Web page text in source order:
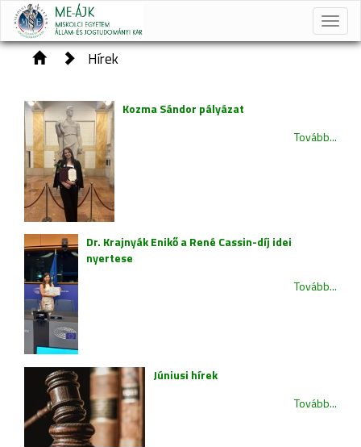
Toggle
Hírek
Kozma Sándor pályázat
Tovább...
Dr. Krajnyák Enikő a René Cassin-díj idei
nyertese
Tovább...
Júniusi hírek
Tovább...